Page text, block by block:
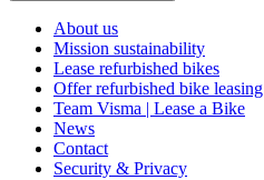
About us
Mission sustainability
Lease refurbished bikes
Offer refurbished bike leasing
Team Visma | Lease a Bike
News
Contact
Security & Privacy